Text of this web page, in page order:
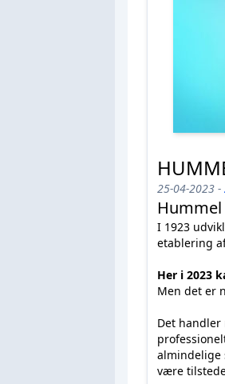
25-04-2023 -
I 1923
etablering
Her i 2023
Men det er
Det handler
almindelige
være